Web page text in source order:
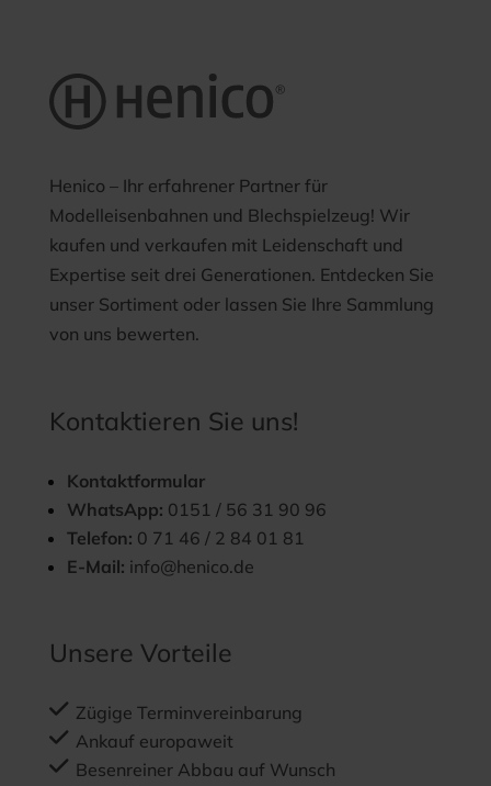
Henico – Ihr erfahrener Partner für
Modelleisenbahnen und Blechspielzeug! Wir
kaufen und verkaufen mit Leidenschaft und
Expertise seit drei Generationen. Entdecken Sie
unser Sortiment oder lassen Sie Ihre Sammlung
von uns bewerten.
Kontaktieren Sie uns!
Kontaktformular
WhatsApp: 0151 / 56 31 90 96
Telefon: 0 71 46 / 2 84 01 81
E-Mail: info@henico.de
Unsere Vorteile
Zügige Terminvereinbarung
Ankauf europaweit
Besenreiner Abbau auf Wunsch